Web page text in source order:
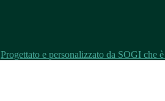
Progettato e personalizzato da SOGI che